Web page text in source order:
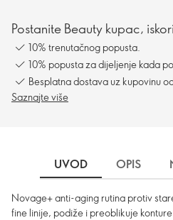
Postanite Beauty kupac,
10% trenutačnog popusta.
10% popusta za dijeljenje kada
Besplatna dostava uz kupovinu
Saznajte više
UVOD OPIS
Novage+ anti-aging rutina protiv
fine linije, podiže i preoblikuje